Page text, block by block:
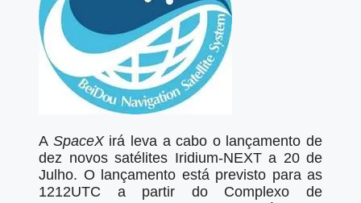
A SpaceXirá leva a cabo o lançamento de
dez novos satélites Iridium-NEXT a 20 de
Julho. O lançamento está previsto para as
1212UTC a partir do Complexo de